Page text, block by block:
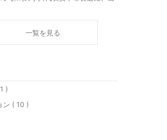
一覧を見る
)
ン ( 10 )